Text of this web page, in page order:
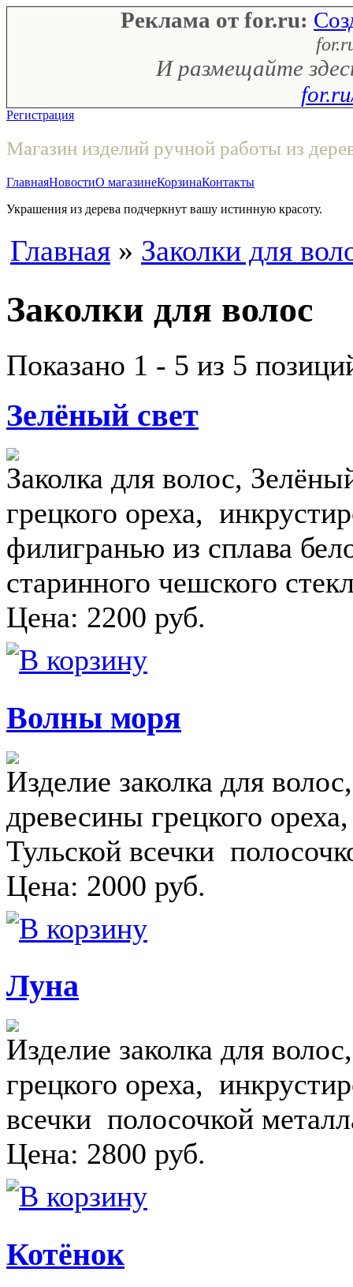
Реклама от for.ru:
И размещайте
Регистрация
Магазин изделий ручной работы из
ГлавнаяНовостиО магазинеКорзинаКонтакты
Украшения из дерева подчеркнут вашу истинную красоту.
Главная » Заколки для
Заколки для волос
Показано 1 - 5 из 5
Зелёный свет
Заколка для волос,
грецкого ореха,
филигранью из сплава
старинного чешского
Цена: 2200 руб.
Волны моря
Изделие заколка для
древесины грецкого
Тульской всечки
Цена: 2000 руб.
Луна
Изделие заколка для
грецкого ореха,
всечки полосочкой
Цена: 2800 руб.
Котёнок